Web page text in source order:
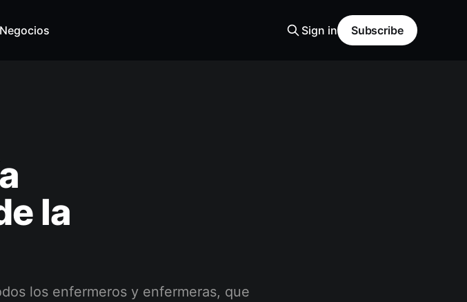
Negocios Sign in Subscribe
la
los enfermeros y enfermeras, que